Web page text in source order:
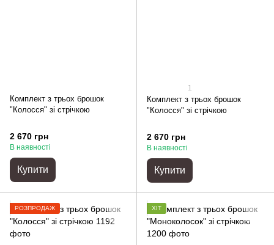
Комплект з трьох брошок
"Колосся" зі стрічкою
2 670 грн
В наявності
Купити
1
Комплект з трьох брошок
"Колосся" зі стрічкою
2 670 грн
В наявності
Купити
РОЗПРОДАЖ ХІТ